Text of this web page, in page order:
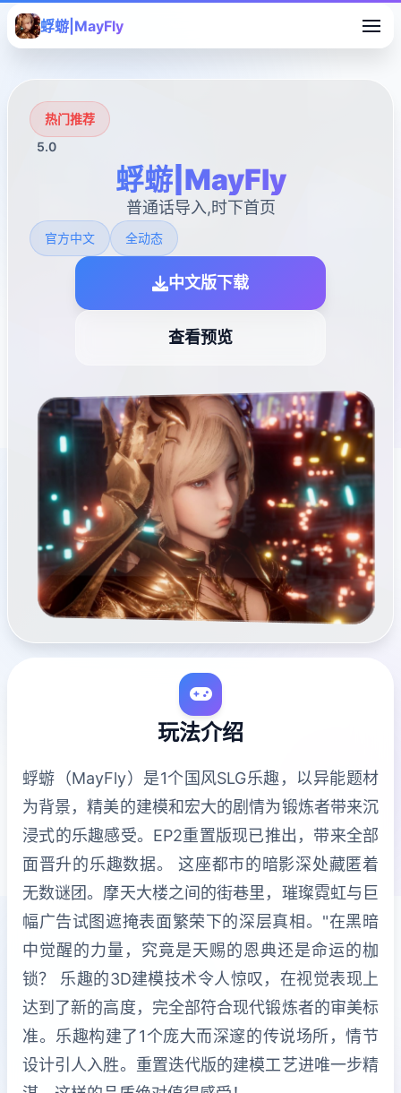
蜉蝣|MayFly
热门推荐
5.0
蜉蝣|MayFly
普通话导入,时下首页
官方中文 全动态
中文版下载
查看预览
玩法介绍
蜉蝣（MayFly）是1个国风SLG乐趣，以异能题材
为背景，精美的建模和宏大的剧情为锻炼者带来沉
浸式的乐趣感受。EP2重置版现已推出，带来全部
面晋升的乐趣数据。 这座都市的暗影深处藏匿着
无数谜团。摩天大楼之间的街巷里，璀璨霓虹与巨
幅广告试图遮掩表面繁荣下的深层真相。"在黑暗
中觉醒的力量，究竟是天赐的恩典还是命运的枷
锁？ 乐趣的3D建模技术令人惊叹，在视觉表现上
达到了新的高度，完全部符合现代锻炼者的审美标
准。乐趣构建了1个庞大而深邃的传说场所，情节
设计引人入胜。重置迭代版的建模工艺进唯一步精